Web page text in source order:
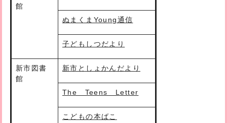
館
ぬまくまYoung通信
子どもしつだより
新市図書
館
新市としょかんだより
The Teens Letter
こどもの本ばこ